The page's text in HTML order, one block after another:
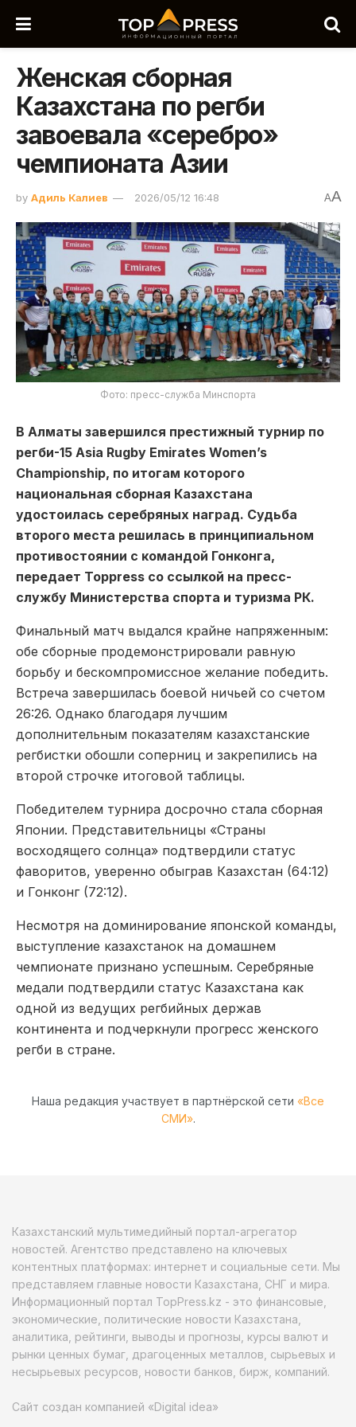
Женская сборная
Казахстана по регби
завоевала «серебро»
чемпионата Азии
by Адиль Калиев 2026/05/12 16:48 AA
Фото: пресс-служба Минспорта
В Алматы завершился престижный турнир по
регби-15 Asia Rugby Emirates Women’s
Championship, по итогам которого
национальная сборная Казахстана
удостоилась серебряных наград. Судьба
второго места решилась в принципиальном
противостоянии с командой Гонконга,
передает Toppress со ссылкой на пресс-
службу Министерства спорта и туризма РК.
Финальный матч выдался крайне напряженным:
обе сборные продемонстрировали равную
борьбу и бескомпромиссное желание победить.
Встреча завершилась боевой ничьей со счетом
26:26. Однако благодаря лучшим
дополнительным показателям казахстанские
регбистки обошли соперниц и закрепились на
второй строчке итоговой таблицы.
Победителем турнира досрочно стала сборная
Японии. Представительницы «Страны
восходящего солнца» подтвердили статус
фаворитов, уверенно обыграв Казахстан (64:12)
и Гонконг (72:12).
Несмотря на доминирование японской команды,
выступление казахстанок на домашнем
чемпионате признано успешным. Серебряные
медали подтвердили статус Казахстана как
одной из ведущих регбийных держав
континента и подчеркнули прогресс женского
регби в стране.
Наша редакция участвует в партнёрской сети «Все
СМИ».
Казахстанский мультимедийный портал-агрегатор
новостей. Агентство представлено на ключевых
контентных платформах: интернет и социальные сети. Мы
представляем главные новости Казахстана, СНГ и мира.
Информационный портал TopPress.kz - это финансовые,
экономические, политические новости Казахстана,
аналитика, рейтинги, выводы и прогнозы, курсы валют и
рынки ценных бумаг, драгоценных металлов, сырьевых и
несырьевых ресурсов, новости банков, бирж, компаний.
Сайт создан компанией «Digital idea»